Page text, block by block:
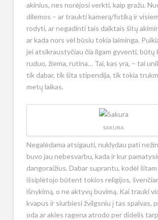
akinius, nes norėjosi verkti, kaip gražu.
dilemos – ar traukti kamerą/fotiką ir
rodyti, ar negadinti tais daiktais šitų
ar kada nors vėl būsiu tokia laiminga.
jei atsikraustyčiau čia ilgam gyventi, būtų
ruduo, žiema, rutina… Tai, kas yra, – tai
tik dabar, tik šita stipendija, tik tokia
metų laikas.
SAKURA
Negalėdama atsigauti, nuklydau pati
buvo jau nebesvarbu, kada ir kur
dangoraižius. Dabar suprantu, kodėl
išsiplėtojo būtent tokios religijos,
išnykimą, o ne aktyvų buvimą. Kai trauki
kvapus ir siurbiesi žvilgsniu į tas spalvas,
oda ar akies ragena atrodo per didelis